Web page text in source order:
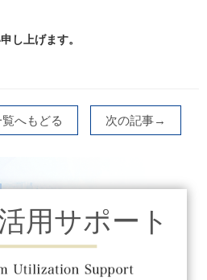
し上げます。
へもどる 次の記事→
用サポート